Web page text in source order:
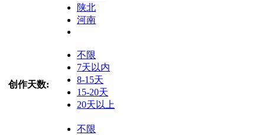
陕北
河南
创作天数:
不限
7天以内
8-15天
15-20天
20天以上
不限